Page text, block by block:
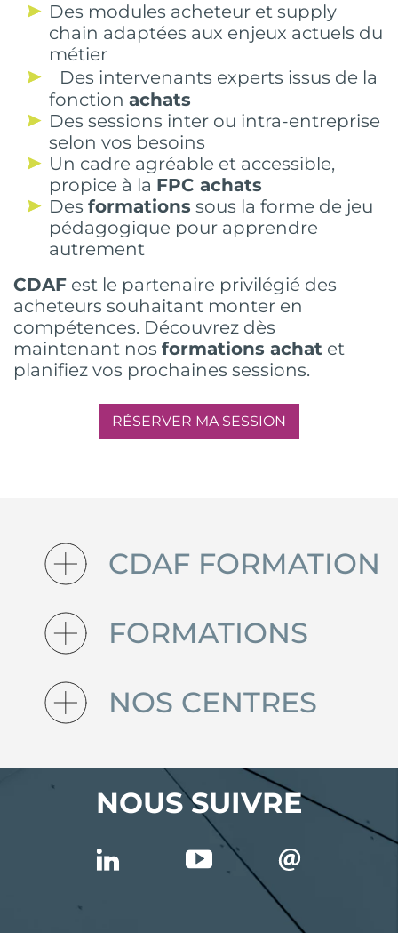
Des modules acheteur et supply
chain adaptées aux enjeux actuels du
métier
Des intervenants experts issus de la
fonction achats
Des sessions inter ou intra-entreprise
selon vos besoins
Un cadre agréable et accessible,
propice à la FPC achats
Des formations sous la forme de jeu
pédagogique pour apprendre
autrement
CDAF est le partenaire privilégié des
acheteurs souhaitant monter en
compétences. Découvrez dès
maintenant nos formations achat et
planifiez vos prochaines sessions.
RÉSERVER MA SESSION
CDAF FORMATION
FORMATIONS
NOS CENTRES
NOUS SUIVRE